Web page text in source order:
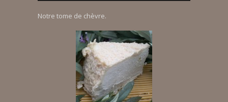
Notre tome de chèvre.